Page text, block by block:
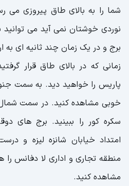
شما را به بالای طاق پیروزی می
نوردی خوشتان نمی آید می توانید
برج و در یک زمان چند ثانیه ای به
پاریس را خواهید دید. به سمت
خوبی مشاهده کنید. در سمت شمال
سکره کور را ببینید. برج های
امتداد خیابان شانزه لیزه و
منطقه تجاری و اداری لا دفانس
مشاهده کنید.